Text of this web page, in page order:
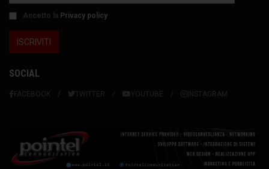
Accetto la Privacy policy
SOCIAL
FACEBOOK TWITTER YOUTUBE INSTAGRAM